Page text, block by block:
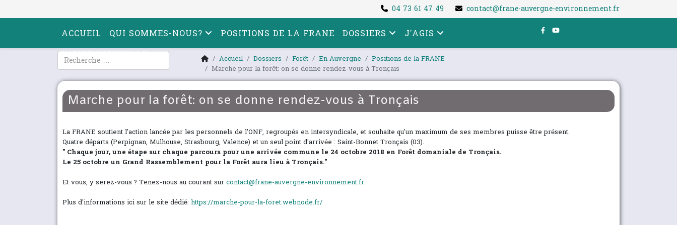
04 73 61 47 49 contact@frane-auvergne-environnement.fr
ACCUEIL QUI SOMMES-NOUS? POSITIONS DE LA FRANE DOSSIERS
J'AGIS
VISITE VIRTUELLE
Rechercher Accueil Dossiers Forêt En Auvergne
Positions de la FRANE
Marche pour la forêt: on se donne rendez-vous à Tronçais
Marche pour la forêt: on se donne rendez-vous à Tronçais
La FRANE soutient l'action lancée par lespersonnels de l'ONF, regroupés en intersyndicale, et souhaite qu'un maximum de ses membres puisse être présent.
Quatre départs (Perpignan, Mulhouse, Strasbourg, Valence) et un seul point d'arrivée : Saint-Bonnet Tronçais (03).
" Chaque jour, une étape sur chaque parcours pour une arrivée commune le 24 octobre 2018 en Forêt domaniale de Tronçais.
Le 25 octobre un Grand Rassemblement pour la Forêt aura lieu à Tronçais."
Et vous, y serez-vous ? Tenez-nous au courant surcontact@frane-auvergne-environnement.fr.
Plus d'informations ici sur le site dédié: https://marche-pour-la-foret.webnode.fr/